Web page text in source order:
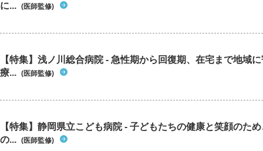
に... (医師監修)
【特集】浅ノ川総合病院 - 急性期から回復期、在宅まで地域
療... (医師監修)
【特集】静岡県立こども病院 - 子どもたちの健康と笑顔のた
の... (医師監修)